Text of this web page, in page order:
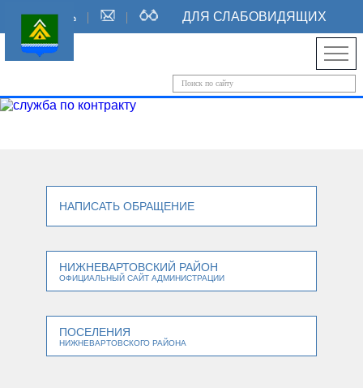
ДЛЯ СЛАБОВИДЯЩИХ
НАПИСАТЬ ОБРАЩЕНИЕ
НИЖНЕВАРТОВСКИЙ РАЙОН
ОФИЦИАЛЬНЫЙ САЙТ АДМИНИСТРАЦИИ
ПОСЕЛЕНИЯ
НИЖНЕВАРТОВСКОГО РАЙОНА